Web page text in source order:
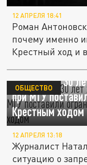
12 АПРЕЛЯ 18:41
Роман
почему именно
Крестный ход и
Впервые за 30
при МГУ
Крестным ходом
ОБЩЕСТВО
12 АПРЕЛЯ 13:18
Журналист
ситуацию о